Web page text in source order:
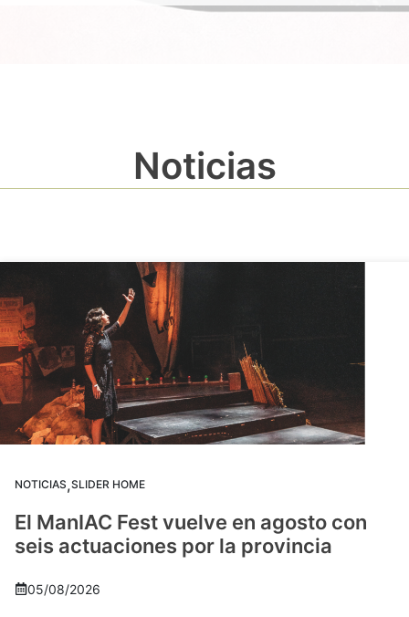
Noticias
NOTICIAS,SLIDER HOME
El ManIAC Fest vuelve en agosto con
seis actuaciones por la provincia
05/08/2026